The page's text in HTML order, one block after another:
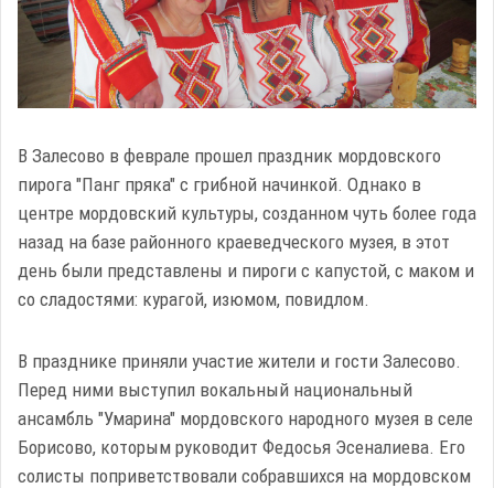
В Залесово в феврале прошел праздник мордовского
пирога "Панг пряка" с грибной начинкой. Однако в
центре мордовский культуры, созданном чуть более года
назад на базе районного краеведческого музея, в этот
день были представлены и пироги с капустой, с маком и
со сладостями: курагой, изюмом, повидлом.
В празднике приняли участие жители и гости Залесово.
Перед ними выступил вокальный национальный
ансамбль "Умарина" мордовского народного музея в селе
Борисово, которым руководит Федосья Эсеналиева. Его
солисты поприветствовали собравшихся на мордовском